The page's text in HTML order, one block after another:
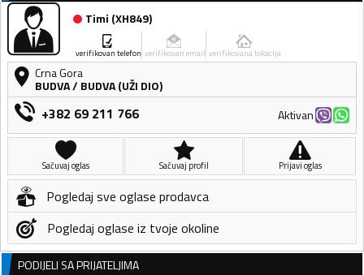
Timi (XH849)
verifikovan telefon verifikovan email verifikovana lokacija
Crna Gora
BUDVA/ BUDVA (UŽI DIO)
+382 69 211 766 Aktivan
Sačuvaj oglas Sačuvaj profil Prijavi oglas
Pogledaj sve oglase prodavca
Pogledaj oglase iz tvoje okoline
PODIJELI SA PRIJATELJIMA